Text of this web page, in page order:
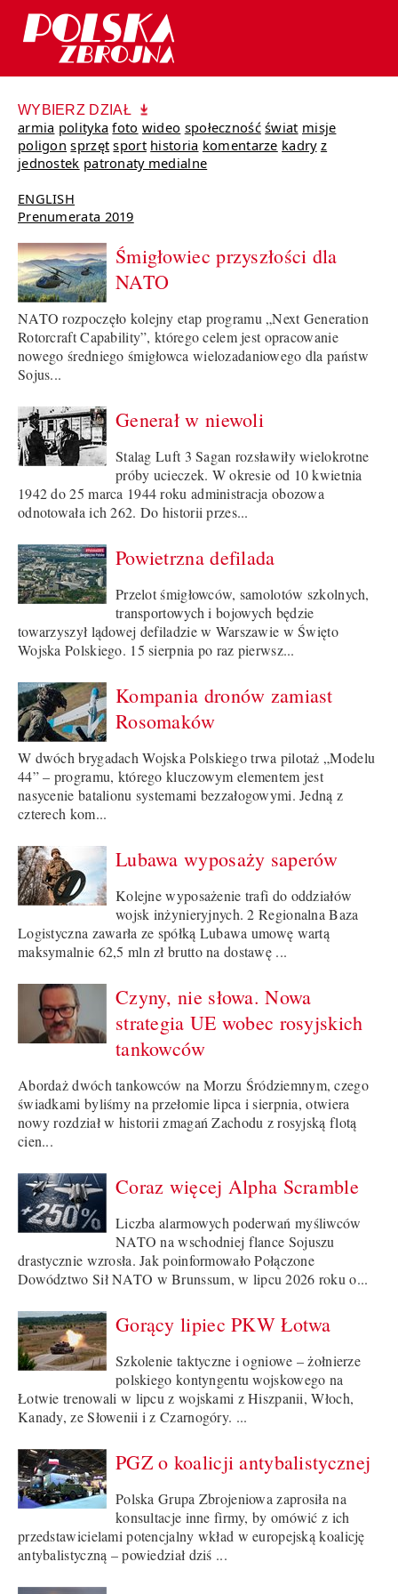
WYBIERZ DZIAŁ
armia polityka foto wideo społeczność świat misje
poligon sprzęt sport historia komentarze kadry z
jednostek patronaty medialne
ENGLISH
Prenumerata 2019
Śmigłowiec przyszłości dla
NATO
NATO rozpoczęło kolejny etap programu „Next Generation
Rotorcraft Capability”, którego celem jest opracowanie
nowego średniego śmigłowca wielozadaniowego dla państw
Sojus...
Generał w niewoli
Stalag Luft 3 Sagan rozsławiły wielokrotne
próby ucieczek. W okresie od 10 kwietnia
1942 do 25 marca 1944 roku administracja obozowa
odnotowała ich 262. Do historii przes...
Powietrzna defilada
Przelot śmigłowców, samolotów szkolnych,
transportowych i bojowych będzie
towarzyszył lądowej defiladzie w Warszawie w Święto
Wojska Polskiego. 15 sierpnia po raz pierwsz...
Kompania dronów zamiast
Rosomaków
W dwóch brygadach Wojska Polskiego trwa pilotaż „Modelu
44” – programu, którego kluczowym elementem jest
nasycenie batalionu systemami bezzałogowymi. Jedną z
czterech kom...
Lubawa wyposaży saperów
Kolejne wyposażenie trafi do oddziałów
wojsk inżynieryjnych. 2 Regionalna Baza
Logistyczna zawarła ze spółką Lubawa umowę wartą
maksymalnie 62,5 mln zł brutto na dostawę ...
Czyny, nie słowa. Nowa
strategia UE wobec rosyjskich
tankowców
Abordaż dwóch tankowców na Morzu Śródziemnym, czego
świadkami byliśmy na przełomie lipca i sierpnia, otwiera
nowy rozdział w historii zmagań Zachodu z rosyjską flotą
cien...
Coraz więcej Alpha Scramble
Liczba alarmowych poderwań myśliwców
NATO na wschodniej flance Sojuszu
drastycznie wzrosła. Jak poinformowało Połączone
Dowództwo Sił NATO w Brunssum, w lipcu 2026 roku o...
Gorący lipiec PKW Łotwa
Szkolenie taktyczne i ogniowe – żołnierze
polskiego kontyngentu wojskowego na
Łotwie trenowali w lipcu z wojskami z Hiszpanii, Włoch,
Kanady, ze Słowenii i z Czarnogóry. ...
PGZ o koalicji antybalistycznej
Polska Grupa Zbrojeniowa zaprosiła na
konsultacje inne firmy, by omówić z ich
przedstawicielami potencjalny wkład w europejską koalicję
antybalistyczną – powiedział dziś ...